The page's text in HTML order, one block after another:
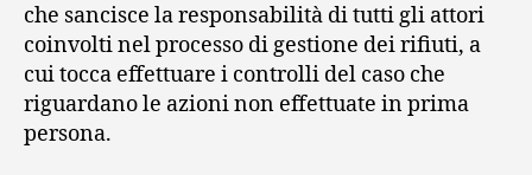
che sancisce la responsabilità di tutti gli attori
coinvolti nel processo di gestione dei rifiuti, a
cui tocca effettuare i controlli del caso che
riguardano le azioni non effettuate in prima
persona.